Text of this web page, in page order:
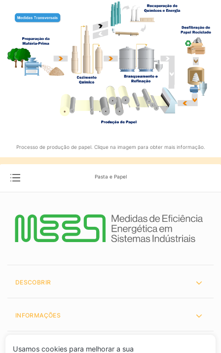
Pasta e Papel
Processo de produção de papel. Clique na imagem para obter mais informação.
DESCOBRIR
INFORMAÇÕES
PARCEIROS
Usamos cookies para melhorar a sua